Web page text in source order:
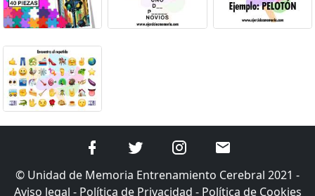
© Unidad de Memoria Entrenamiento Cerebral 2021 -
Aviso legal - Política de Privacidad - Política de Cookies